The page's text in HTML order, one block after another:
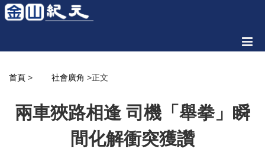
首頁 > 社會廣角 >正文
兩車狹路相逢 司機「舉拳」瞬
間化解衝突獲讚